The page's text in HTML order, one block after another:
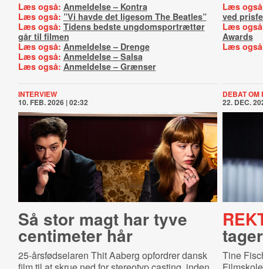
Læs også: Anmeldelse – Kontra
Læs også: ”Vi havde det ligesom The Beatles”
Læs også: Tidens bedste ungdomsportrættør
går til filmen
Læs også: Anmeldelse – Drenge
Læs også: Anmeldelse – Salsa
Læs også: Anmeldelse – Grænser
Læs
ved
Læs
Awards
Læs
INTERVIEW
10. FEB. 2026 | 02:32
Så stor magt har tyve
centimeter hår
25-årsfødselaren Thit Aaberg opfordrer dansk
DEBAT OM
22. DEC.
Tine